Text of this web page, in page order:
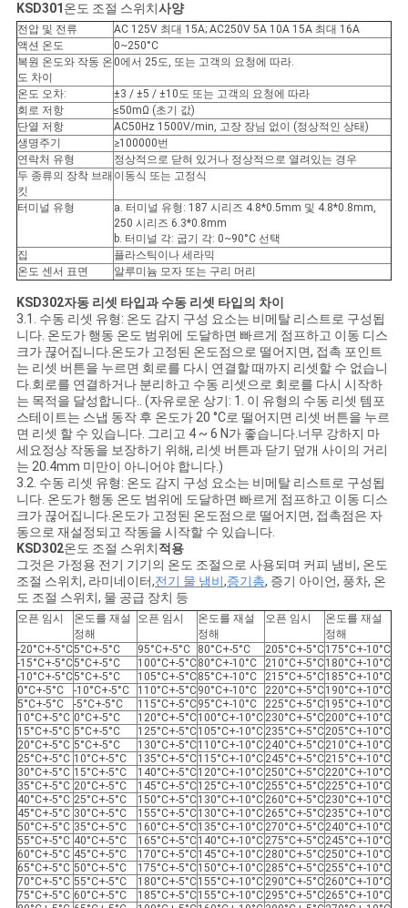
KSD301 온도 조절 스위치사양
전압 및 전류
AC 125V 최대 15A; AC250V 5A 10A 15A 최대 16A
액션 온도
0~250°C
복원 온도와 작동 온
도 차이
0에서 25도, 또는 고객의 요청에 따라.
온도 오차:
±3 / ±5 / ±10도 또는 고객의 요청에 따라
회로 저항
≤50mΩ (초기 값)
단열 저항
AC50Hz 1500V/min, 고장 장님 없이 (정상적인 상태)
생명주기
≥100000번
연락처 유형
정상적으로 닫혀 있거나 정상적으로 열려있는 경우
두 종류의 장착 브래
킷
이동식 또는 고정식
터미널 유형
a. 터미널 유형: 187 시리즈 4.8*0.5mm 및 4.8*0.8mm,
250 시리즈 6.3*0.8mm
b. 터미널 각: 굽기 각: 0~90°C 선택
집
플라스틱이나 세라믹
온도 센서 표면
알루미늄 모자 또는 구리 머리
KSD302자동 리셋 타입과 수동 리셋 타입의 차이
3.1. 수동 리셋 유형: 온도 감지 구성 요소는 비메탈 리스트로 구성됩
니다. 온도가 행동 온도 범위에 도달하면 빠르게 점프하고 이동 디스
크가 끊어집니다.온도가 고정된 온도점으로 떨어지면, 접촉 포인트
는 리셋 버튼을 누르면 회로를 다시 연결할 때까지 리셋할 수 없습니
다.회로를 연결하거나 분리하고 수동 리셋으로 회로를 다시 시작하
는 목적을 달성합니다.. (자유로운 상기: 1. 이 유형의 수동 리셋 템포
스테이트는 스냅 동작 후 온도가 20 °C로 떨어지면 리셋 버튼을 누르
면 리셋 할 수 있습니다. 그리고 4 ~ 6 N가 좋습니다.너무 강하지 마
세요정상 작동을 보장하기 위해, 리셋 버튼과 닫기 덮개 사이의 거리
는 20.4mm 미만이 아니어야 합니다.)
3.2. 수동 리셋 유형: 온도 감지 구성 요소는 비메탈 리스트로 구성됩
니다. 온도가 행동 온도 범위에 도달하면 빠르게 점프하고 이동 디스
크가 끊어집니다.온도가 고정된 온도점으로 떨어지면, 접촉점은 자
동으로 재설정되고 작동을 시작할 수 있습니다.
KSD302온도 조절 스위치적용
그것은 가정용 전기 기기의 온도 조절으로 사용되며 커피 냄비, 온도
조절 스위치, 라미네이터,전기 물 냄비,증기총, 증기 아이언, 풍차, 온
도 조절 스위치, 물 공급 장치 등
오픈 임시
온도를 재설
정해
오픈 임시
온도를 재설
정해
오픈 임시
온도를 재설
정해
-20°C+-5°C5°C+-5°C 95°C+-5°C 80°C+-5°C 205°C+-5°C175°C+-10°C
-15°C+-5°C5°C+-5°C 100°C+-5°C80°C+-10°C 210°C+-5°C180°C+-10°C
-10°C+-5°C5°C+-5°C 105°C+-5°C85°C+-10°C 215°C+-5°C185°C+-10°C
0°C+-5°C
-10°C+-5°C 110°C+-5°C90°C+-10°C 220°C+-5°C190°C+-10°C
5°C+-5°C
-5°C+-5°C 115°C+-5°C95°C+-10°C 225°C+-5°C195°C+-10°C
10°C+-5°C 0°C+-5°C 120°C+-5°C100°C+-10°C 230°C+-5°C200°C+-10°C
15°C+-5°C 5°C+-5°C 125°C+-5°C105°C+-10°C 235°C+-5°C205°C+-10°C
20°C+-5°C 5°C+-5°C 130°C+-5°C110°C+-10°C 240°C+-5°C210°C+-10°C
25°C+-5°C 10°C+-5°C 135°C+-5°C115°C+-10°C 245°C+-5°C215°C+-10°C
30°C+-5°C 15°C+-5°C 140°C+-5°C120°C+-10°C 250°C+-5°C220°C+-10°C
35°C+-5°C 20°C+-5°C 145°C+-5°C125°C+-10°C 255°C+-5°C225°C+-10°C
40°C+-5°C 25°C+-5°C 150°C+-5°C130°C+-10°C 260°C+-5°C230°C+-10°C
45°C+-5°C 30°C+-5°C 155°C+-5°C130°C+-10°C 265°C+-5°C235°C+-10°C
50°C+-5°C 35°C+-5°C 160°C+-5°C135°C+-10°C 270°C+-5°C240°C+-10°C
55°C+-5°C 40°C+-5°C 165°C+-5°C140°C+-10°C 275°C+-5°C245°C+-10°C
60°C+-5°C 45°C+-5°C 170°C+-5°C145°C+-10°C 280°C+-5°C250°C+-10°C
65°C+-5°C 50°C+-5°C 175°C+-5°C150°C+-10°C 285°C+-5°C255°C+-10°C
70°C+-5°C 55°C+-5°C 180°C+-5°C155°C+-10°C 290°C+-5°C260°C+-10°C
75°C+-5°C 60°C+-5°C 185°C+-5°C155°C+-10°C 295°C+-5°C265°C+-10°C